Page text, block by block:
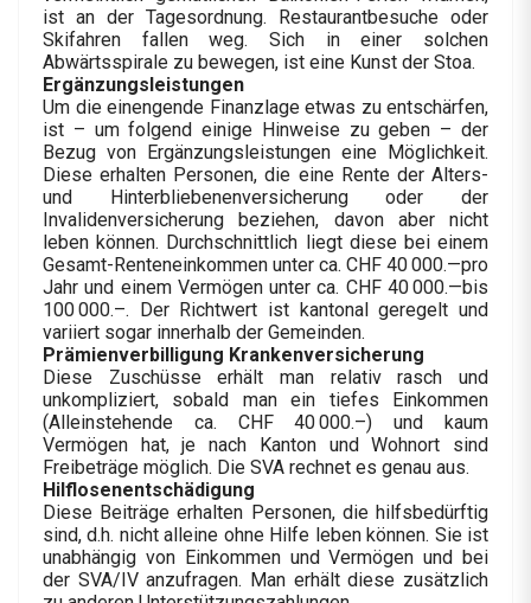
ist an der Tagesordnung. Restaurantbesuche oder
Skifahren fallen weg. Sich in einer solchen
Abwärtsspirale zu bewegen, ist eine Kunst der Stoa.
Ergänzungsleistungen
Um die einengende Finanzlage etwas zu entschärfen,
ist – um folgend einige Hinweise zu geben – der
Bezug von Ergänzungsleistungen eine Möglichkeit.
Diese erhalten Personen, die eine Rente der Alters-
und Hinterbliebenenversicherung oder der
Invalidenversicherung beziehen, davon aber nicht
leben können. Durchschnittlich liegt diese bei einem
Gesamt-Renteneinkommen unter ca. CHF 40 000.—pro
Jahr und einem Vermögen unter ca. CHF 40 000.—bis
100 000.–. Der Richtwert ist kantonal geregelt und
variiert sogar innerhalb der Gemeinden.
Prämienverbilligung Krankenversicherung
Diese Zuschüsse erhält man relativ rasch und
unkompliziert, sobald man ein tiefes Einkommen
(Alleinstehende ca. CHF 40 000.–) und kaum
Vermögen hat, je nach Kanton und Wohnort sind
Freibeträge möglich. Die SVA rechnet es genau aus.
Hilflosenentschädigung
Diese Beiträge erhalten Personen, die hilfsbedürftig
sind, d.h. nicht alleine ohne Hilfe leben können. Sie ist
unabhängig von Einkommen und Vermögen und bei
der SVA/IV anzufragen. Man erhält diese zusätzlich